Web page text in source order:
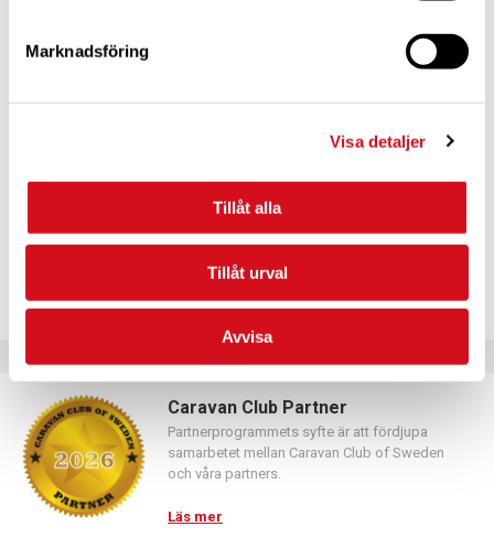
Marknadsföring
Visa detaljer
Tillåt alla
Tillåt urval
Avvisa
Logga in med hjälp av formuläret och följ anvisningarna.
Caravan Club Partner
Partnerprogrammets syfte är att fördjupa
samarbetet mellan Caravan Club of Sweden
och våra partners.
Läs mer